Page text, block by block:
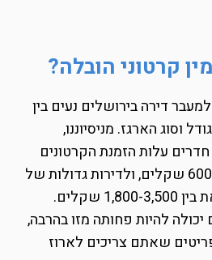
קרטוני הובלה?
דירה בירושלים נעים בין
וסוג הארגז. מניסיוננו,
לדירות קטנות של 2-3 חדרים עלות הזמנת הקרטונים
יוצאת בסביבות 600-1,800 שקלים, ולדירות גדולות של
4-5 חדרים העלות יוצאת בין 1,800-3,500 שקלים.
להיות פחותה מזו בהרבה,
שאתם צריכים לארוז